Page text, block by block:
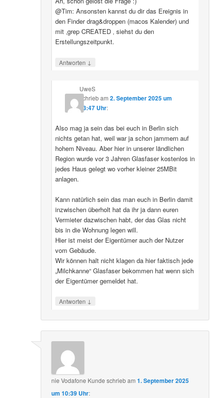
@Tim: Ansonsten kannst du dir das Ereignis in
den Finder drag&droppen (macos Kalender) und
mit ‚grep CREATED ‚ siehst du den
Erstellungszeitpunkt.
Antworten ↓
UweS
schriebam 2. September 2025 um
13:47 Uhr:
Also mag ja sein das bei euch in Berlin sich
nichts getan hat, weil war ja schon jammern auf
hohem Niveau. Aber hier in unserer ländlichen
Region wurde vor 3 Jahren Glasfaser kostenlos in
jedes Haus gelegt wo vorher kleiner 25MBit
anlagen.
Kann natürlich sein das man euch in Berlin damit
inzwischen überholt hat da ihr ja dann euren
Vermieter dazwischen habt, der das Glas nicht
bis in die Wohnung legen will.
Hier ist meist der Eigentümer auch der Nutzer
vom Gebäude.
Wir können halt nicht klagen da hier faktisch jede
„Milchkanne“ Glasfaser bekommen hat wenn sich
der Eigentümer gemeldet hat.
Antworten ↓
nie Vodafone Kunde schriebam1. September 2025
um 10:39 Uhr: